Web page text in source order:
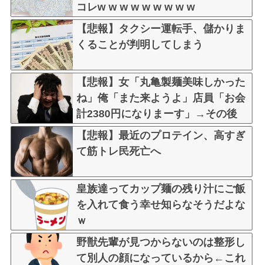
コレw w w w w w w w w
【悲報】タクシー運転手、儲かりま
くることが判明してしまう
【悲報】女「丸亀製麺美味しかった
ね」俺「また来ようよ」店員「お会
計2380円になりまーす」→その後
『こう』なったんだが俺悪くないよ
な？？？？？？？？
【悲報】最近のプロテイン、高すぎ
て筋トレ民死亡へ
皇族達ってカップ麺の残り汁にご飯
を入れて食う幸せ知らなそうだよな
ｗ
野獣先輩が見つからないのは整形し
て別人の顔になっているから←これ